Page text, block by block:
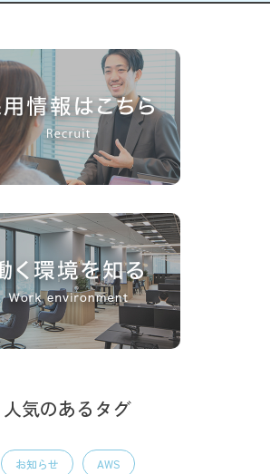
人気のあるタグ
お知らせ AWS